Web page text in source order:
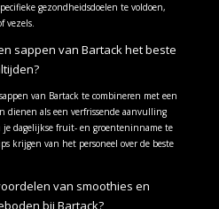
gezondheidsdoelen te voldoen,
vezels.
sappen van Bartack het beste
van Bartack te combineren met een
als een verfrissende aanvulling
dagelijkse fruit- en groenteninname te
krijgen van het personeel over de beste
van smoothies en
bij Bartack?